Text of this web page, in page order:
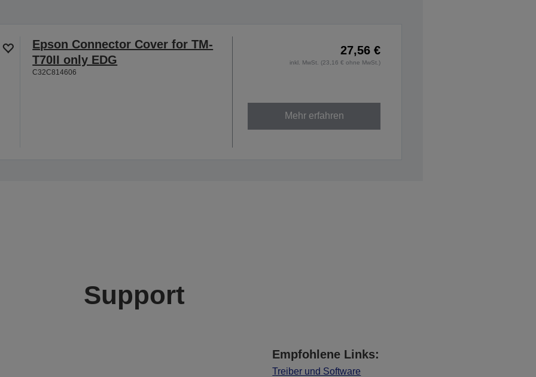
Epson Connector Cover for TM-
T70II only EDG
C32C814606
27,56 €
inkl. MwSt. (23,16 € ohne MwSt.)
Mehr erfahren
Support
Empfohlene Links:
Treiber und Software